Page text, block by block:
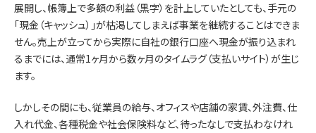
展開し、帳簿上で多額の利益（黒字）を計上していたとしても、手元の
「現金（キャッシュ）」が枯渇してしまえば事業を継続することはできま
せん。売上が立ってから実際に自社の銀行口座へ現金が振り込まれ
るまでには、通常1ヶ月から数ヶ月のタイムラグ（支払いサイト）が生じ
ます。
しかしその間にも、従業員の給与、オフィスや店舗の家賃、外注費、仕
入れ代金、各種税金や社会保険料など、待ったなしで支払わなけれ